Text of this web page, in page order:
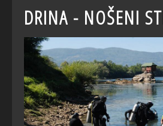
DRINA - NOŠENI